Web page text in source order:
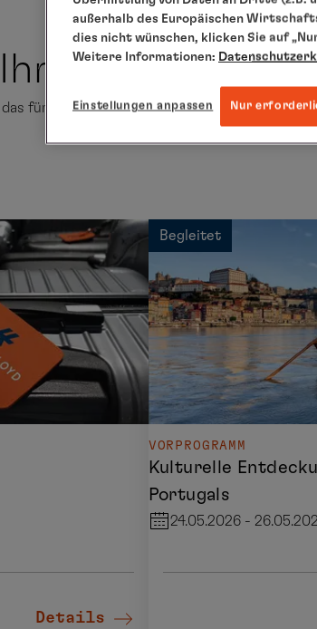
Reise
für Sie passende Arrangement zum Schiff
Details
Begleitet
VORPROGRAMM
Kulturelle
Portugals
24.05.2026 -
außerhalb des Europäischen
dies nicht wünschen, klicken Sie auf
Weitere Informationen:
Einstellungen anpassen Nur